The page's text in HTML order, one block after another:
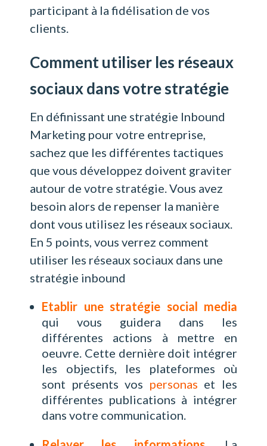
participant à la fidélisation de vos
clients.
Comment utiliser les réseaux
sociaux dans votre stratégie
En définissant une stratégie Inbound
Marketing pour votre entreprise,
sachez que les différentes tactiques
que vous développez doivent graviter
autour de votre stratégie. Vous avez
besoin alors de repenser la manière
dont vous utilisez les réseaux sociaux.
En 5 points, vous verrez comment
utiliser les réseaux sociaux dans une
stratégie inbound
Etablir une stratégie social media
qui vous guidera dans les
différentes actions à mettre en
oeuvre. Cette dernière doit intégrer
les objectifs, les plateformes où
sont présents vos personas et les
différentes publications à intégrer
dans votre communication.